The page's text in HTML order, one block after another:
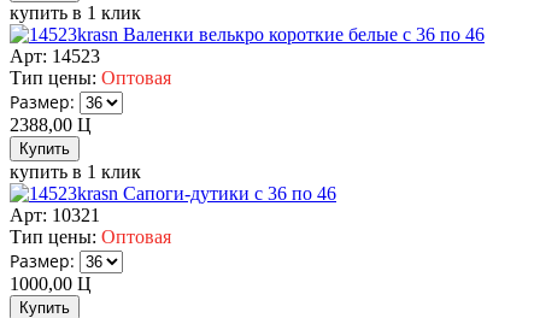
купить в 1 клик
Валенки велькро короткие белые с 36 по 46
Арт: 14523
Тип цены: Оптовая
Размер:
2388,00 Ц
купить в 1 клик
Сапоги-дутики с 36 по 46
Арт: 10321
Тип цены: Оптовая
Размер:
1000,00 Ц